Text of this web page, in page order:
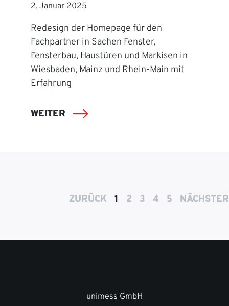
2. Januar 2025
Redesign der Homepage für den
Fachpartner in Sachen Fenster,
Fensterbau, Haustüren und Markisen in
Wiesbaden, Mainz und Rhein-Main mit
Erfahrung
WEITER
ZURÜCK 1 2 3 4 5 NÄCHSTER
unimess GmbH